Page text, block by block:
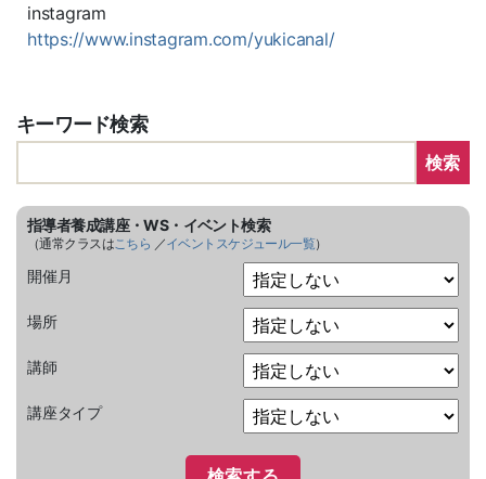
instagram
https://www.instagram.com/yukicanal/
キーワード検索
検索
指導者養成講座・WS・イベント検索
（通常クラスはこちら ／イベントスケジュール一覧）
開催月
場所
講師
講座タイプ